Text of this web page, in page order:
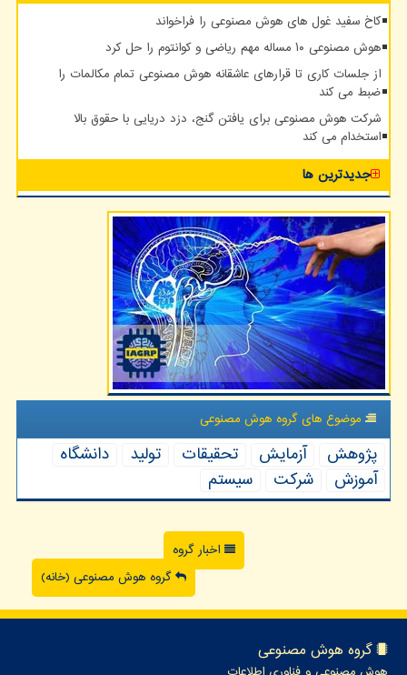
کاخ سفید غول های هوش مصنوعی را فراخواند
هوش مصنوعی ۱۰ مساله مهم ریاضی و کوانتوم را حل کرد
از جلسات کاری تا قرارهای عاشقانه هوش مصنوعی تمام مکالمات را
ضبط می کند
شرکت هوش مصنوعی برای یافتن گنج، دزد دریایی با حقوق بالا
استخدام می کند
جدیدترین ها
موضوع های گروه هوش مصنوعی
پژوهش آزمایش تحقیقات تولید
دانشگاه
آموزش
شركت سیستم
اخبار گروه
گروه هوش مصنوعی (خانه)
گروه هوش مصنوعی